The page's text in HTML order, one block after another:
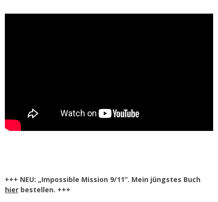
+++ NEU: „Impossible Mission 9/11“. Mein jüngstes Buch
hier bestellen. +++